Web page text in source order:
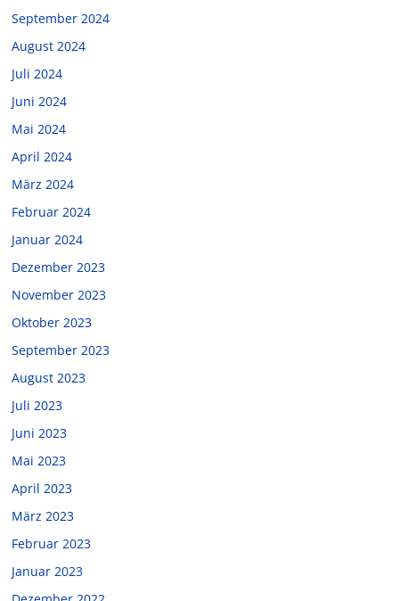
September 2024
August 2024
Juli 2024
Juni 2024
Mai 2024
April 2024
März 2024
Februar 2024
Januar 2024
Dezember 2023
November 2023
Oktober 2023
September 2023
August 2023
Juli 2023
Juni 2023
Mai 2023
April 2023
März 2023
Februar 2023
Januar 2023